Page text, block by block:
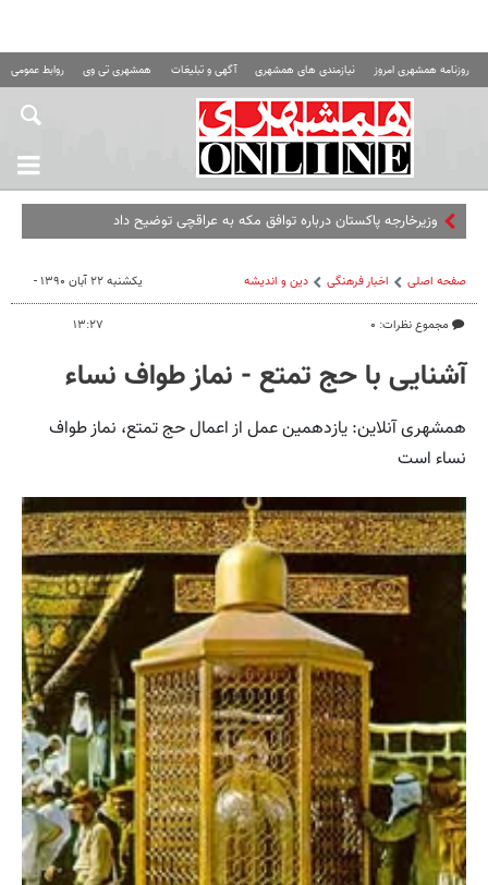
روزنامه همشهری امروز نیازمندی های همشهری آگهی و تبلیغات همشهری تی وی روابط عمومی
صفحه اصلی اخبار فرهنگی دین و اندیشه
مجموع نظرات: ۰
یکشنبه ۲۲ آبان ۱۳۹۰ -
۱۳:۲۷
آشنایی با حج تمتع - نماز طواف نساء
همشهری آنلاین: یازدهمین عمل از اعمال حج تمتع، نماز طواف
نساء است